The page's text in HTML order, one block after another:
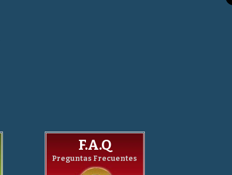
F.A.Q
Preguntas Frecuentes